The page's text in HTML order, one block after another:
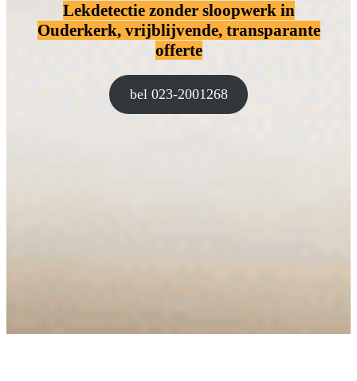
Lekdetectie zonder sloopwerkin
Ouderkerk, vrijblijvende, transparante
offerte
bel 023-2001268